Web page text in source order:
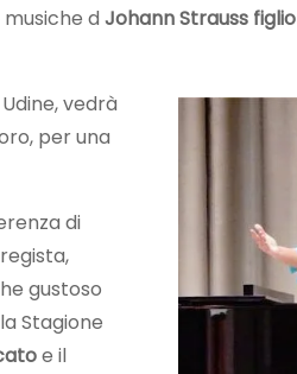
d Johann Strauss figlio
vedrà
per una
di
gustoso
Stagione
e il